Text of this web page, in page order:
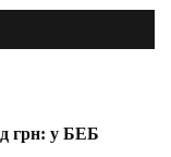
грн: у БЕБ